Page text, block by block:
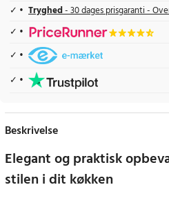
Tryghed- 30 dages prisgaranti -
Beskrivelse
Elegant og praktisk
stilen i dit køkken